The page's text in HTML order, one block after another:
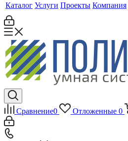
Каталог Услуги Проекты Компания
Сравнение0 Отложенные 0